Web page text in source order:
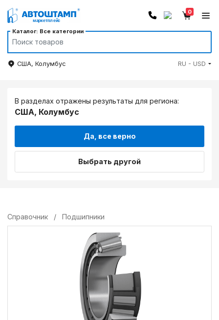
Каталог: Все категории
0
США, Колумбус RU - USD
В разделах отражены результаты для региона:
США, Колумбус
Да, все верно
Выбрать другой
Справочник / Подшипники